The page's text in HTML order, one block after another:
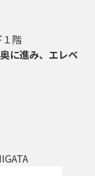
階
に進み、エレベ